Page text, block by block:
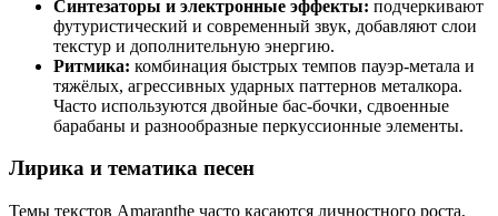
Синтезаторы и электронные эффекты: подчеркивают
футуристический и современный звук, добавляют слои
текстур и дополнительную энергию.
Ритмика: комбинация быстрых темпов пауэр-метала и
тяжёлых, агрессивных ударных паттернов металкора.
Часто используются двойные бас-бочки, сдвоенные
барабаны и разнообразные перкуссионные элементы.
Лирика и тематика песен
Темы текстов Amaranthe часто касаются личностного роста,